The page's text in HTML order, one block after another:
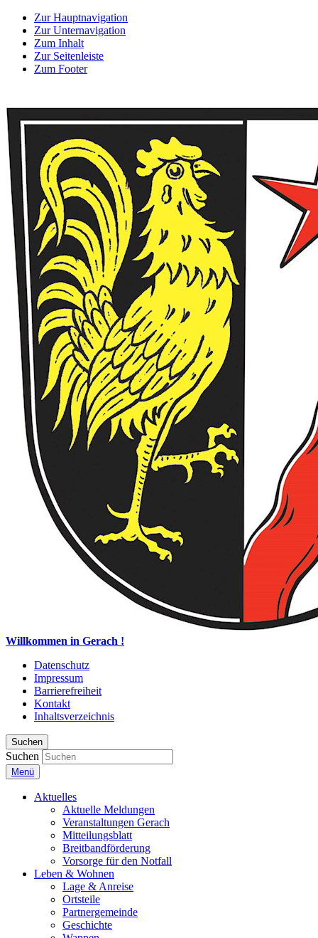
Zur Hauptnavigation
Zur Unternavigation
Zum Inhalt
Zur Seitenleiste
Zum Footer
Willkommen in Gerach !
Datenschutz
Impressum
Barrierefreiheit
Kontakt
Inhaltsverzeichnis
Suchen
Suchen
Menü
Aktuelles
Aktuelle Meldungen
Veranstaltungen Gerach
Mitteilungsblatt
Breitbandförderung
Vorsorge für den Notfall
Leben & Wohnen
Lage & Anreise
Ortsteile
Partnergemeinde
Geschichte